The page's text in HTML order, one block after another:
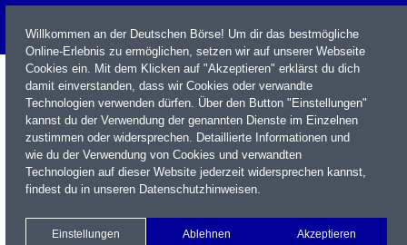
Name / WKN / ISIN / Kürzel
Newsletter Kontakt
Willkommen an der Deutschen Börse! Um dir das bestmögliche
Online-Erlebnis zu ermöglichen, setzen wir auf unserer Webseite
Cookies ein. Mit dem Klicken auf "Akzeptieren" erklärst du dich
damit einverstanden, dass wir Cookies oder verwandte
Technologien verwenden dürfen. Über den Button "Einstellungen"
kannst du der Verwendung der genannten Dienste im Einzelnen
zustimmen oder widersprechen. Detaillierte Informationen und
wie du der Verwendung von Cookies und verwandten
Technologien auf dieser Website jederzeit widersprechen kannst,
findest du in unseren Datenschutzhinweisen.
Einstellungen Ablehnen Akzeptieren